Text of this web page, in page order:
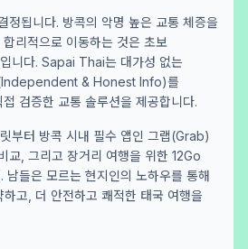
정됩니다. 방콕의 악명 높은 교통 체증을
리적으로 이동하는 것은 초보
니다. Sapai Thai는 대가성 없는
(Independent & Honest Info)를
검증한 교통 솔루션을 제공합니다.
부터 방콕 시내 필수 앱인 그랩(Grab)
교, 그리고 장거리 여행을 위한 12Go
남들은 모르는 현지인의 노하우를 통해
고, 더 안전하고 쾌적한 태국 여행을